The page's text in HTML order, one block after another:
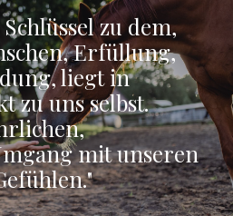
zu dem,
Erfüllung,
liegt in
zu uns selbst.
mit unseren